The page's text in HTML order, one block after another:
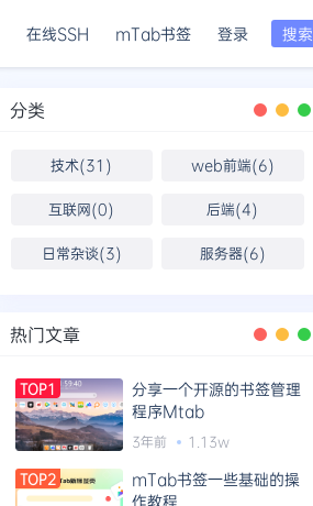
搜索
在线SSH mTab书签 登录
分类
技术(31) web前端(6)
后端(4)
互联网(0)
服务器(6)
日常杂谈(3)
热门文章
TOP1
分享一个开源的书签管理
程序Mtab
3年前 1.13w
TOP2
mTab书签一些基础的操
作教程